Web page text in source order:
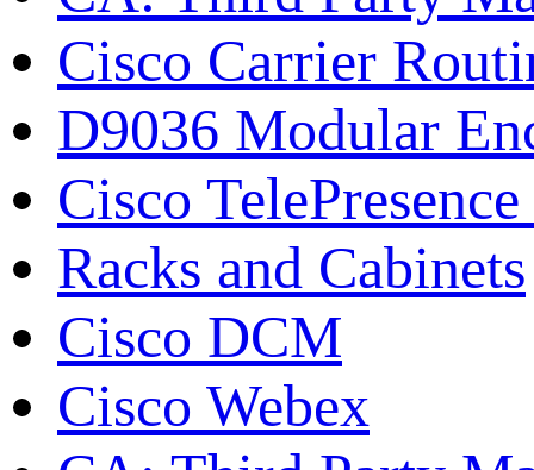
Cisco Carrier
D9036 Modular
Cisco
Racks and Cabinets
Cisco DCM
Cisco Webex